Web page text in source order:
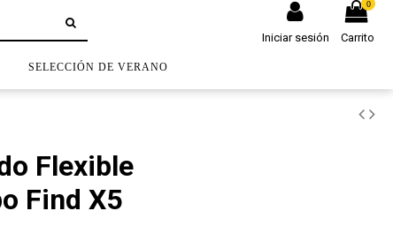
Iniciar sesión
0
Carrito
SELECCIÓN DE VERANO
Flexible
Find X5